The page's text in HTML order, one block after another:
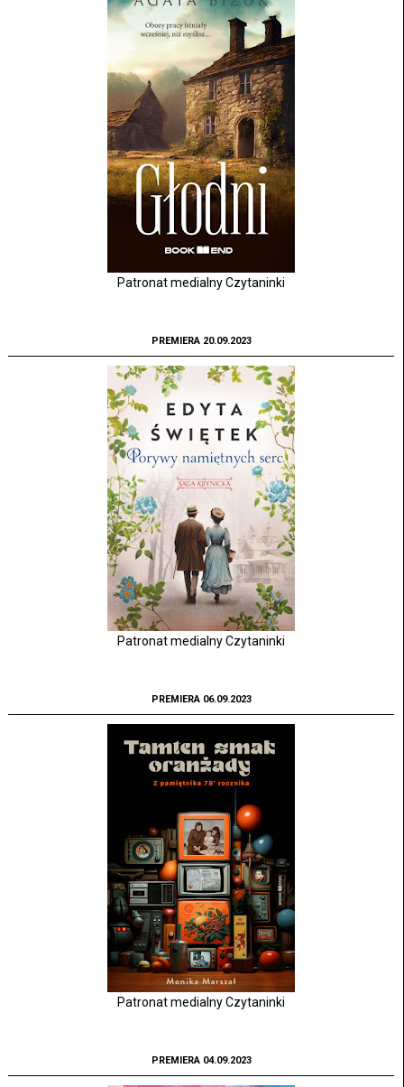
Patronat medialny Czytaninki
PREMIERA 20.09.2023
Patronat medialny Czytaninki
PREMIERA 06.09.2023
Patronat medialny Czytaninki
PREMIERA 04.09.2023